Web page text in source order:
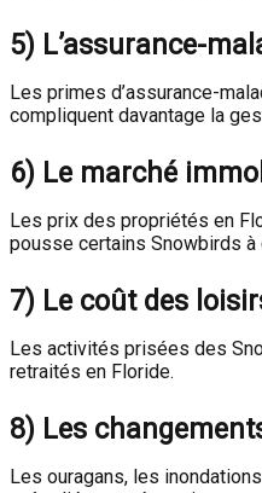
5) L’assurance-
Les primes d’assurance-
compliquent davantage la
6) Le marché
Les prix des propriétés en
pousse certains Snowbirds
7) Le coût des
Les activités prisées des
retraités en Floride.
8) Les
Les ouragans, les